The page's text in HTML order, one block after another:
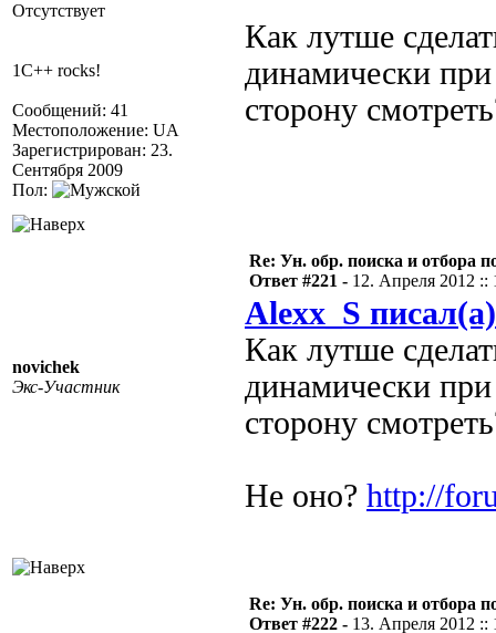
Отсутствует
1C++ rocks!
Сообщений: 41
Местоположение: UA
Зарегистрирован: 23.
Сентября 2009
Пол:
Как лутше
динамически
сторону
novichek
Экс-Участник
Re: Ун. обр. поиска и отбора
Ответ #221 - 12. Апреля 2012 ::
Alexx_S писал(а)
Как лутше
динамически
сторону
Не оно? http://
Re: Ун. обр. поиска и отбора
Ответ #222 - 13. Апреля 2012 ::